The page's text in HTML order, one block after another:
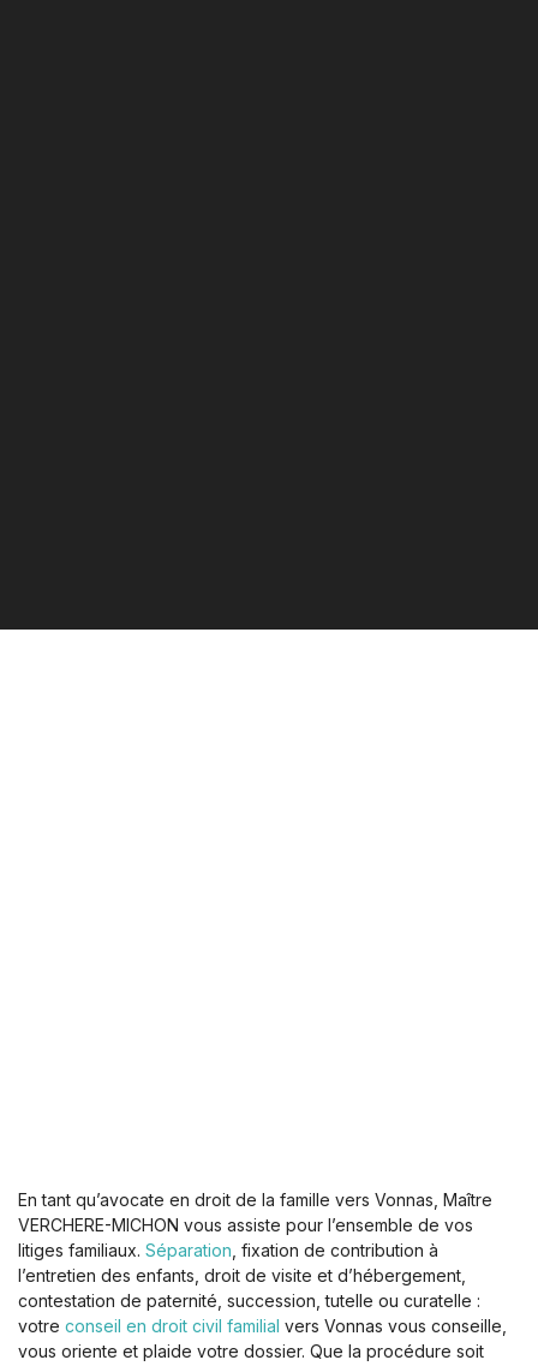
En tant qu’avocate en droit de la famille vers Vonnas, Maître
VERCHERE-MICHON vous assiste pour l’ensemble de vos
litiges familiaux. Séparation , fixation de contribution à
l’entretien des enfants, droit de visite et d’hébergement,
contestation de paternité, succession, tutelle ou curatelle :
votre conseil en droit civil familial vers Vonnas vous conseille,
vous oriente et plaide votre dossier. Que la procédure soit